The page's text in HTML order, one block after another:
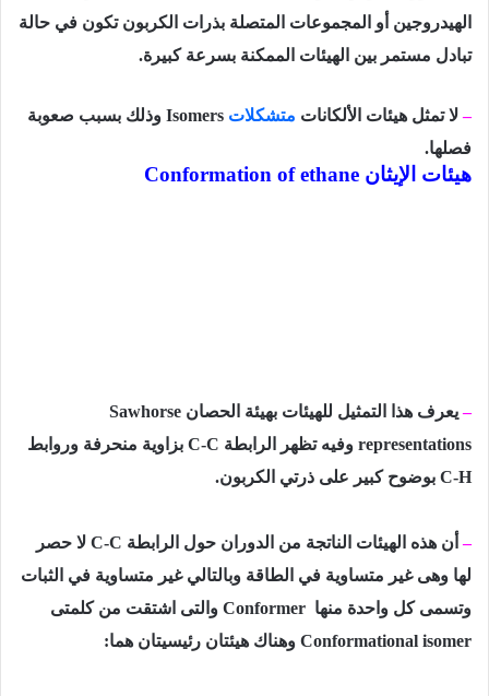
الهيدروجين أو المجموعات المتصلة بذرات الكربون تكون في حالة
تبادل مستمر بين الهيئات الممكنة بسرعة كبيرة.
–لا تمثل هيئات الألكانات متشكلات
Isomers وذلك بسبب صعوبة
فصلها.
هيئات الإيثان Conformation of ethane
–يعرف هذا التمثيل للهيئات بهيئة الحصان Sawhorse
representations وفيه تظهر الرابطة C-C بزاوية منحرفة وروابط
C-H بوضوح كبير على ذرتي الكربون.
–أن هذه الهيئات الناتجة من الدوران حول الرابطة C-C لا حصر
لها وهى غير متساوية في الطاقة وبالتالي غير متساوية في الثبات
وتسمى كل واحدة منها Conformer والتى اشتقت من كلمتى
Conformational isomer وهناك هيئتان رئيسيتان هما: